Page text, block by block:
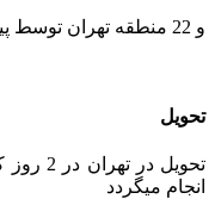
و 22 منطقه تهران توسط پیک ارسال میشود.
تحویل
انجام میگردد